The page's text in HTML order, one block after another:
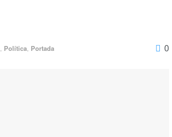
, Política, Portada 0